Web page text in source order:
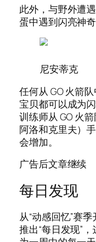
此外，与野外遭
蛋中遇到闪亮神
尼安蒂克
任何从 GO 火箭
宝贝都可以成为
训练师从 GO 火
阿洛和克里夫）
会增加。
广告后文章继续
每日发现
从“动感回忆”赛
推出“每日发现”